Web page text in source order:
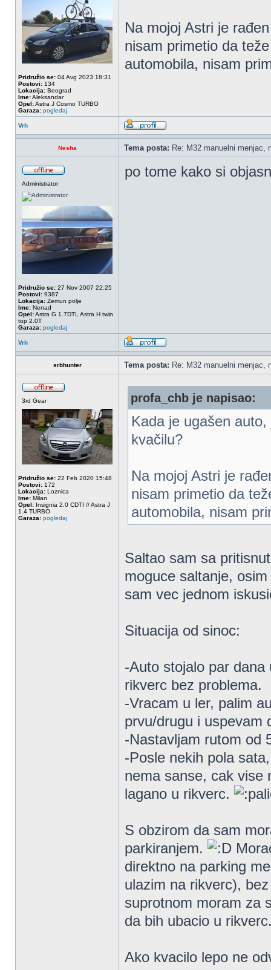
Pridružio se: 04 Avg 2023 18:31
Postovi: 134
Lokacija: Beograd
Ime:Aleksandar
Opel:Astra J Cosmo TURBO
Garaza: pogledaj
Na mojoj Astri je
nisam primetio da
automobila, nisam
Vrh
Nesha Tema posta: Re: M32 manuelni menjac,
Administrator
Pridružio se: 27 Nov 2007 22:25
Postovi: 9387
Lokacija: Zemun polje
Ime: Nenad
Opel:Astra G 1.7DTI, Astra H twin
top 2.0T
Garaza: pogledaj
po tome kako si
Vrh
srbhunter Tema posta: Re: M32 manuelni menjac,
3rd Gear
Pridružio se: 22 Feb 2020 15:48
Postovi: 172
Lokacija: Loznica
Ime: Milan
Opel: Insignia 2.0 CDTI // Astra J
1.4 TURBO
Garaza: pogledaj
profa_chb je napisao:
Kada je ugašen
kvačilu?
Na mojoj Astri je
nisam primetio da
automobila, nisam
Saltao sam sa
moguce saltanje,
sam vec jednom
Situacija od sinoc:
-Auto stojalo par
rikverc bez problema.
-Vracam u ler, palim
prvu/drugu i uspevam
-Nastavljam rutom od
-Posle nekih pola
nema sanse, cak vise
lagano u rikverc.
S obzirom da sam
parkiranjem.
direktno na parking
ulazim na rikverc),
suprotnom moram za
da bih ubacio u
Ako kvacilo lepo ne